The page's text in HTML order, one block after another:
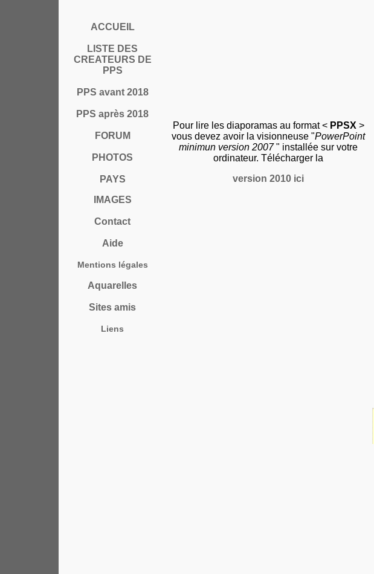
ACCUEIL
LISTE DES
CREATEURS DE
PPS
PPS avant 2018
PPS après 2018
FORUM
PHOTOS
PAYS
IMAGES
Contact
Aide
Mentions légales
Aquarelles
Sites amis
Liens
Pour lire les diaporamas au format < PPSX >
vous devez avoir la visionneuse "PowerPoint
minimun version 2007" installée sur votre
ordinateur. Télécharger la
version 2010 ici